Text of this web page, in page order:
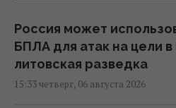
Россия может
БПЛА для атак на цели в
литовская разведка
15:33 четверг, 06 августа 2026